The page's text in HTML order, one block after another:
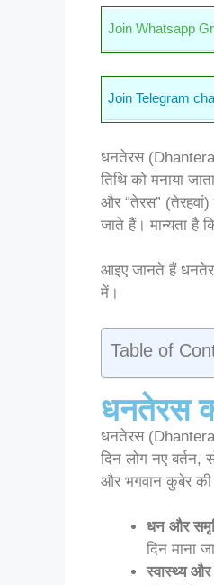
Join Whatsapp
Join Telegram
धनतेरस
तिथि को मनाया
और “तेरस” (तेरहवां)
जाते हैं। मान्यता है
आइए जानते हैं
में।
Table of
धनतेरस
धनतेरस
दिन लोग नए बर्तन,
और भगवान कुबेर की
धन और
दिन माना
स्वास्थ्य और